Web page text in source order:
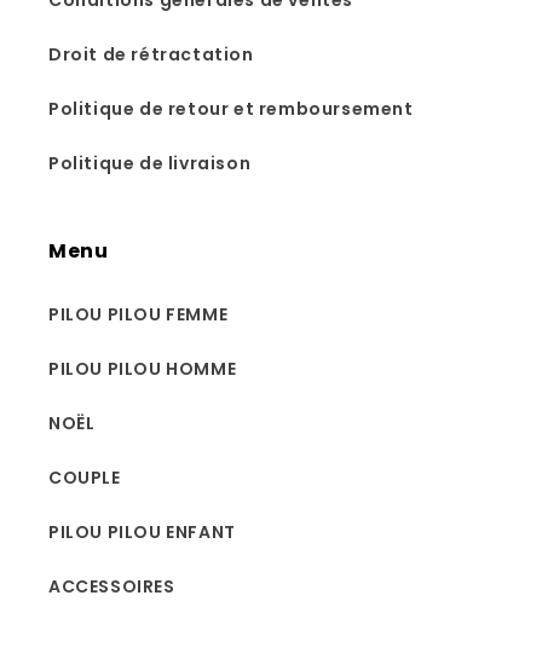
Droit de rétractation
Politique de retour et remboursement
Politique de livraison
Menu
PILOU PILOU FEMME
PILOU PILOU HOMME
NOËL
COUPLE
PILOU PILOU ENFANT
ACCESSOIRES